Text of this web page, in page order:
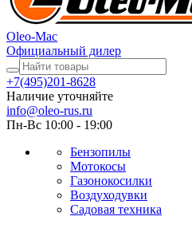
Oleo-Mac
Официальный дилер
+7(495)201-8628
Наличие уточняйте
info@oleo-rus.ru
Пн-Вс 10:00 - 19:00
Бензопилы
Мотокосы
Газонокосилки
Воздуходувки
Садовая техника